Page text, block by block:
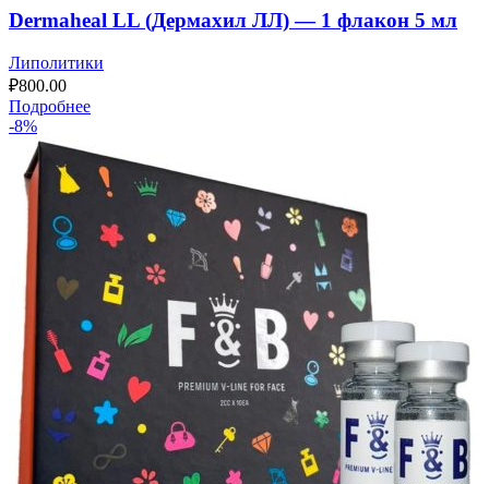
Dermaheal LL (Дермахил ЛЛ) — 1 флакон 5 мл
Липолитики
₽800.00
Подробнее
-8%